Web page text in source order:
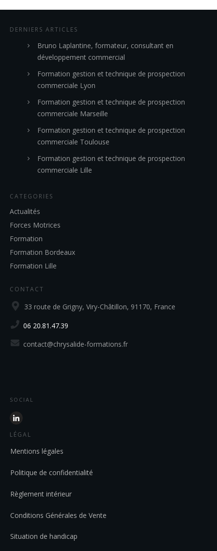
DERNIERS ARTICLES
Bruno Laplantine, formateur, consultant en
développement commercial
Formation gestion et technique de prospection
commerciale Lyon
Formation gestion et technique de prospection
commerciale Marseille
Formation gestion et technique de prospection
commerciale Toulouse
Formation gestion et technique de prospection
commerciale Lille
CATEGORIES
Actualités
Forces Motrices
Formation
Formation Bordeaux
Formation Lille
CONTACT
33 route de Grigny, Viry-Châtillon, 91170, France
06 20.81.47.39
contact@chrysalide-formations.fr
SOCIAL
LÉGAL
Mentions légales
Politique de confidentialité
Règlement intérieur
Conditions Générales de Vente
Situation de handicap